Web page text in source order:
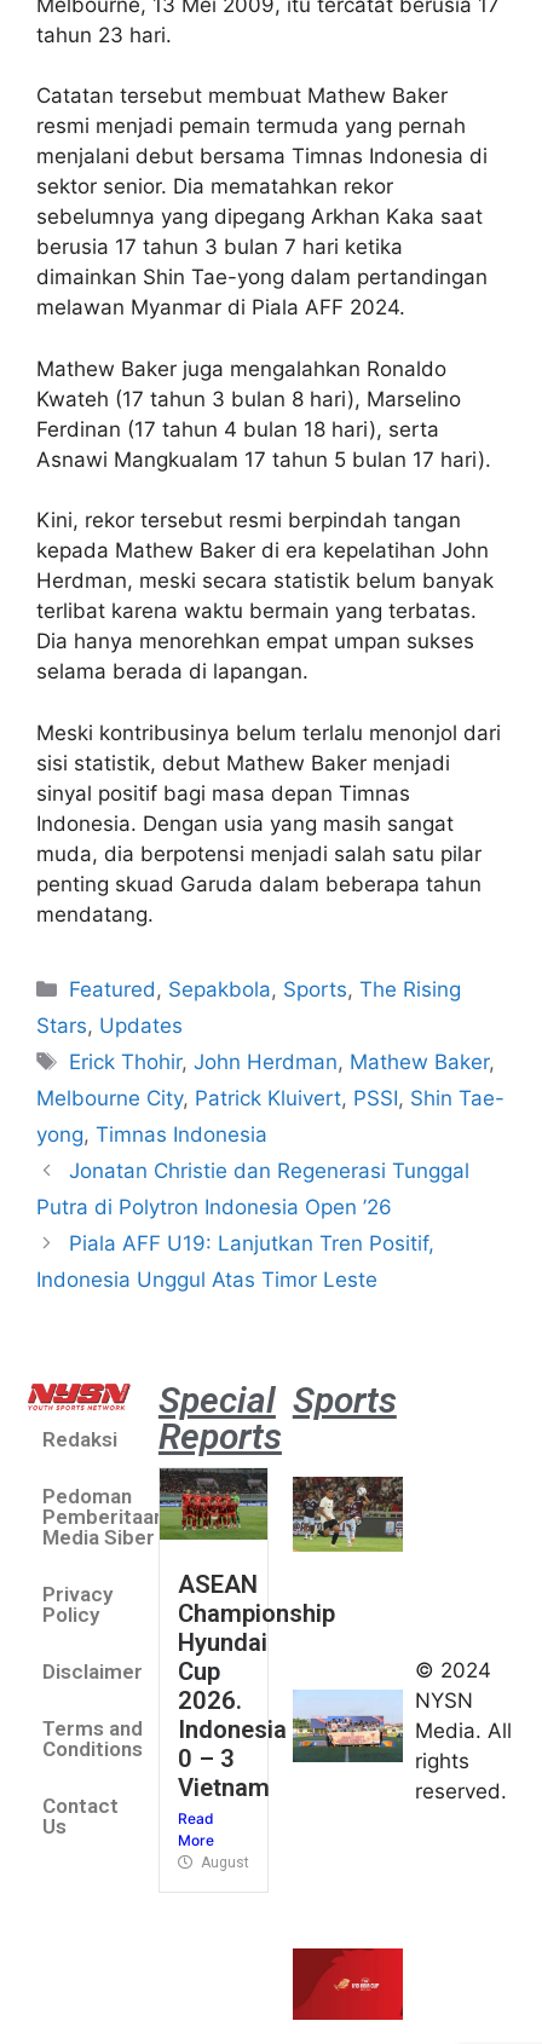
tahun 23 hari.
Catatan tersebut membuat Mathew Baker
resmi menjadi pemain termuda yang pernah
menjalani debut bersama Timnas Indonesia di
sektor senior. Dia mematahkan rekor
sebelumnya yang dipegang Arkhan Kaka saat
berusia 17 tahun 3 bulan 7 hari ketika
dimainkan Shin Tae-yong dalam pertandingan
melawan Myanmar di Piala AFF 2024.
Mathew Baker juga mengalahkan Ronaldo
Kwateh (17 tahun 3 bulan 8 hari), Marselino
Ferdinan (17 tahun 4 bulan 18 hari), serta
Asnawi Mangkualam 17 tahun 5 bulan 17 hari).
Kini, rekor tersebut resmi berpindah tangan
kepada Mathew Baker di era kepelatihan John
Herdman, meski secara statistik belum banyak
terlibat karena waktu bermain yang terbatas.
Dia hanya menorehkan empat umpan sukses
selama berada di lapangan.
Meski kontribusinya belum terlalu menonjol dari
sisi statistik, debut Mathew Baker menjadi
sinyal positif bagi masa depan Timnas
Indonesia. Dengan usia yang masih sangat
muda, dia berpotensi menjadi salah satu pilar
penting skuad Garuda dalam beberapa tahun
mendatang.
Featured , Sepakbola, Sports,The Rising
Stars, Updates
Erick Thohir,John Herdman, Mathew Baker,
Melbourne City, Patrick Kluivert, PSSI, Shin Tae-
yong, Timnas Indonesia
Jonatan Christie dan Regenerasi Tunggal
Putra di Polytron Indonesia Open ’26
Piala AFF U19: Lanjutkan Tren Positif,
Indonesia Unggul Atas Timor Leste
Redaksi
Pedoman
Pemberitaan
Media Siber
Privacy
Policy
Disclaimer
Terms and
Conditions
Contact
Us
Special
Reports
ASEAN
Championship
Hyundai
Cup
2026.
Indonesia
0 – 3
Vietnam
Read
More
August 4, 2026
Sports
umum
Kejurnas
Panahan
Junior di
Kudus
© 2024
NYSN
Media. All
rights
reserved.